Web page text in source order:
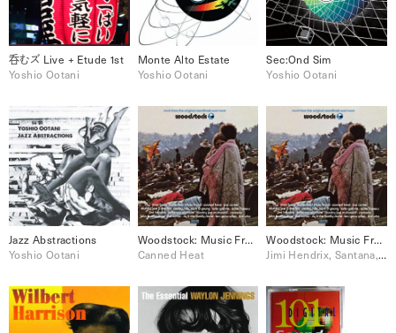
呑むズ Live + Etude 1st
Yoshio Ootani
Monte Alto Estate
Yoshio Ootani
Sec:Ond Sim
Yoshio Ootani
Jazz Abstractions
Yoshio Ootani
Woodstock: Music From The Original Soundtrack And More, Vol. 1
Canned Heat
Woodstock: Music From The Original Soundtrack And More, Vol. 2
Jimi Hendrix, Santana, Sly & The Family Stone